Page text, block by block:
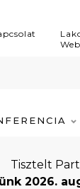
Tisztelt
2026.